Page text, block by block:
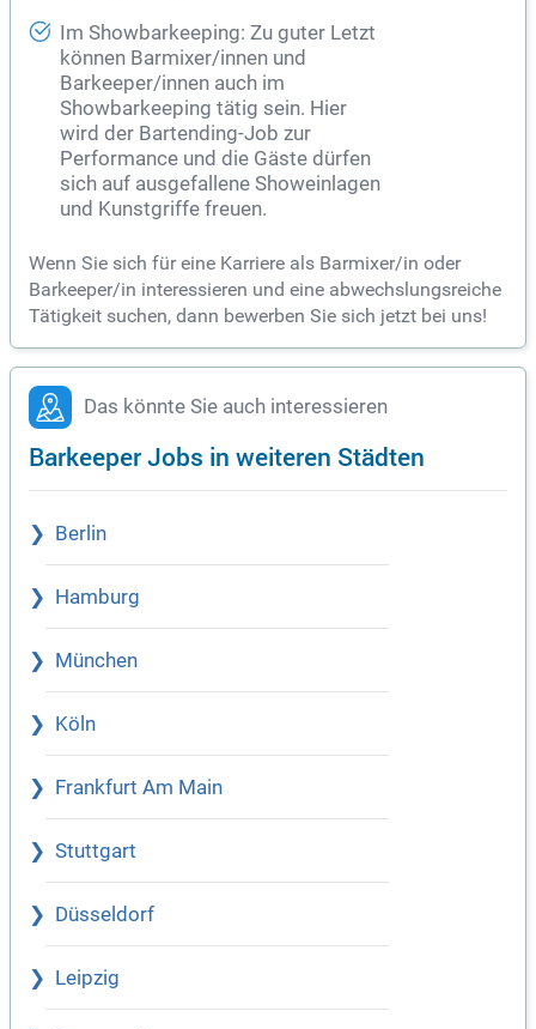
Im Showbarkeeping: Zu guter Letzt
können Barmixer/innen und
Barkeeper/innen auch im
Showbarkeeping tätig sein. Hier
wird der Bartending-Job zur
Performance und die Gäste dürfen
sich auf ausgefallene Showeinlagen
und Kunstgriffe freuen.
Wenn Sie sich für eine Karriere als Barmixer/in oder
Barkeeper/in interessieren und eine abwechslungsreiche
Tätigkeit suchen, dann bewerben Sie sich jetzt bei uns!
Das könnte Sie auch interessieren
Barkeeper Jobs in weiteren Städten
Berlin
Hamburg
München
Köln
Frankfurt Am Main
Stuttgart
Düsseldorf
Leipzig